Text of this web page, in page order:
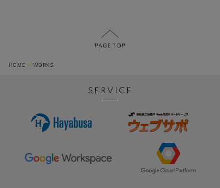
HOME WORKS
SERVICE